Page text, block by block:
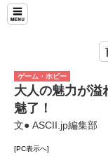
ゲーム・ホビー
大人の魅力が溢
魅了！
文● ASCII.jp編集部
[PC表示へ]